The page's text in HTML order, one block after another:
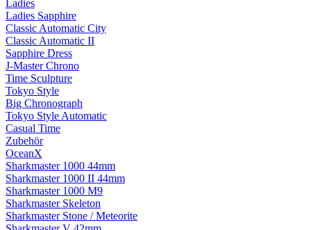
Ladies
Ladies Sapphire
Classic Automatic City
Classic Automatic II
Sapphire Dress
J-Master Chrono
Time Sculpture
Tokyo Style
Big Chronograph
Tokyo Style Automatic
Casual Time
Zubehör
OceanX
Sharkmaster 1000 44mm
Sharkmaster 1000 II 44mm
Sharkmaster 1000 M9
Sharkmaster Skeleton
Sharkmaster Stone / Meteorite